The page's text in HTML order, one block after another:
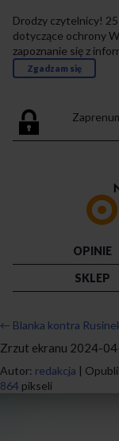
Drodzy czytelnicy!
dotyczące ochrony
zapoznanie się z
Zgadzam się
OPINIE
SKLEP
← Blanka kontra
Zrzut ekranu 2024-
Autor: redakcja |
864 pikseli